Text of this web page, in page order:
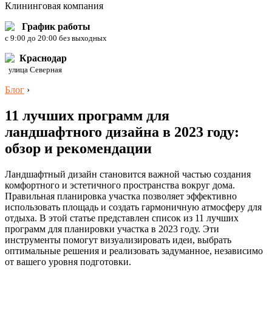
Клининговая компания
График работы
c 9:00 до 20:00 без выходных
Краснодар
улица Северная
Блог ›
11 лучших программ для
ландшафтного дизайна в 2023 году:
обзор и рекомендации
Ландшафтный дизайн становится важной частью создания
комфортного и эстетичного пространства вокруг дома.
Правильная планировка участка позволяет эффективно
использовать площадь и создать гармоничную атмосферу для
отдыха. В этой статье представлен список из 11 лучших
программ для планировки участка в 2023 году. Эти
инструменты помогут визуализировать идеи, выбрать
оптимальные решения и реализовать задуманное, независимо
от вашего уровня подготовки.